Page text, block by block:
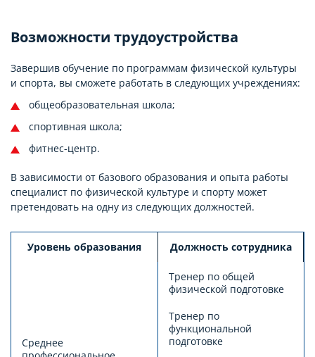
Возможности трудоустройства
Завершив обучение по программам физической культуры
и спорта, вы сможете работать в следующих учреждениях:
общеобразовательная школа;
спортивная школа;
фитнес-центр.
В зависимости от базового образования и опыта работы
специалист по физической культуре и спорту может
претендовать на одну из следующих должностей.
Уровень образования Должность сотрудника
Среднее
Тренер по общей
физической подготовке
Тренер по
функциональной
подготовке